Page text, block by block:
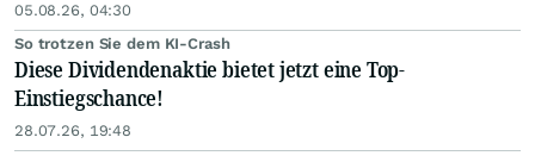
05.08.26, 04:30
So trotzen Sie dem KI-Crash
Diese Dividendenaktie bietet jetzt eine Top-
Einstiegschance!
28.07.26, 19:48